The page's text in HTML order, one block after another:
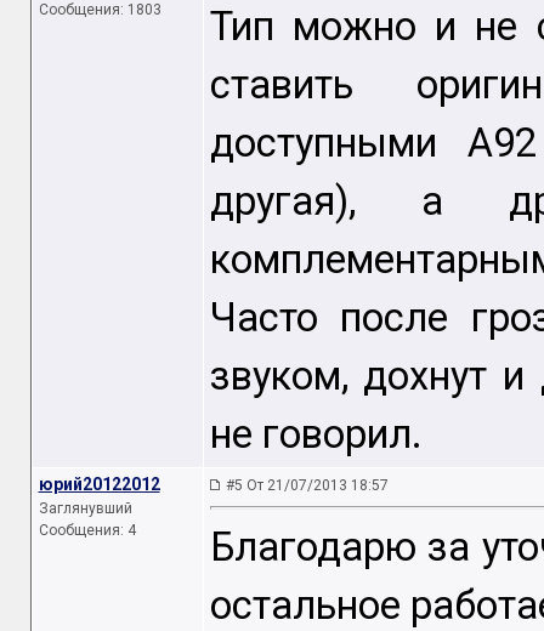
Сообщения: 1803
Тип можно и не
ставить
доступными
другая), а
Часто после
звуком, дохнут
не говорил.
юрий20122012
Заглянувший
Сообщения: 4
#5 От 21/07/2013 18:57
Благодарю за
остальное